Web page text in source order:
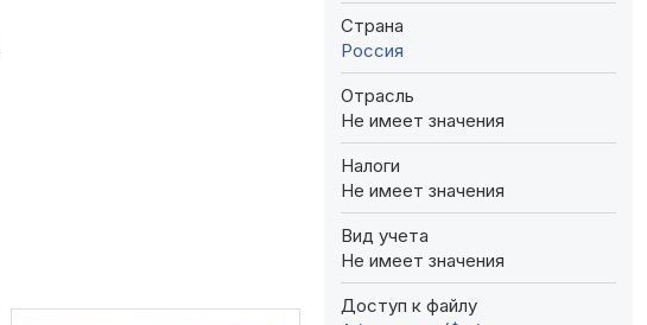
Страна
Россия
Отрасль
Не имеет значения
Налоги
Не имеет значения
Вид учета
Не имеет значения
Доступ к файлу